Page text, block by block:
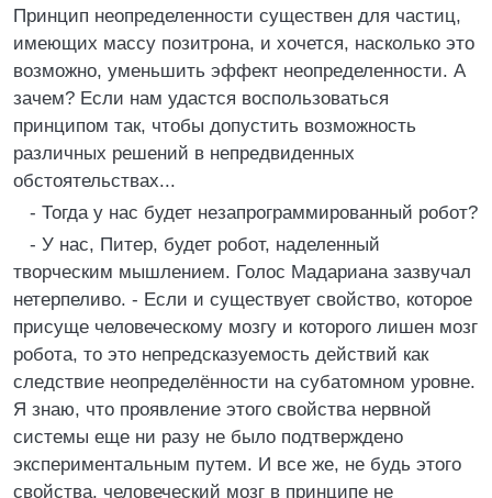
Принцип неопределенности существен для частиц,
имеющих массу позитрона, и хочется, насколько это
возможно, уменьшить эффект неопределенности. А
зачем? Если нам удастся воспользоваться
принципом так, чтобы допустить возможность
различных решений в непредвиденных
обстоятельствах...
- Тогда у нас будет незапрограммированный робот?
- У нас, Питер, будет робот, наделенный
творческим мышлением. Голос Мадариана зазвучал
нетерпеливо. - Если и существует свойство, которое
присуще человеческому мозгу и которого лишен мозг
робота, то это непредсказуемость действий как
следствие неопределённости на субатомном уровне.
Я знаю, что проявление этого свойства нервной
системы еще ни разу не было подтверждено
экспериментальным путем. И все же, не будь этого
свойства, человеческий мозг в принципе не